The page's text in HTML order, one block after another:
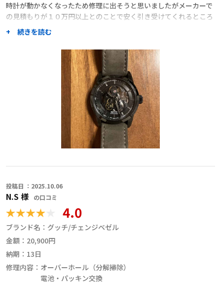
時計が動かなくなったため修理に出そうと思いましたがメーカーで
の見積もりが１０万円以上とのことで安く引き受けてくれるところ
を探していました。
実店舗２店ネットで探したお店２店で対応を断られてしまいました
が、こちらなら複数の職人様に見積もりを出していただけるとのこ
とでこれなら対応していただける方が見つかるかもしれないと思
い、利用させていただきました。
平田良信様は修理費の安さとクチコミ、経験年数で選ばせていただ
時計の状態や修理の進捗状況を詳しくに教えてくださり、質問にも
丁寧に答えてくださったので安心してお任せすることができまし
修理後はローターやリューズの動きがスムーズになり日差も±１秒
以内で大変満足しています。
+ 続きを読む
投稿日 ：2025.10.06
N.S 様 の口コミ
4.0
ブランド名： グッチ/チェンジベゼル
金額： 20,900円
納期： 13日
修理内容： オーバーホール（分解掃除）
電池・パッキン交換